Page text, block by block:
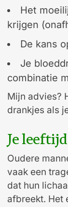
Het
krijgen
De kans
Je
combinatie
Mijn advies?
drankjes als
Je
Oudere
vaak een
dat hun
afbreekt. Het